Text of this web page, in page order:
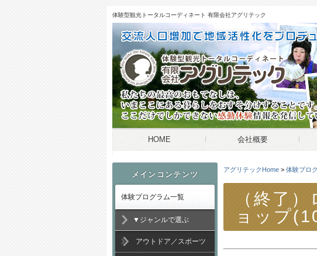
体験型観光トータルコーディネート 有限会社アグリテック
流人口増加で地域活性化をプロデュース | 私た
HOME 会社概要
メインコンテンツ
体験プログラム一覧
▼ジャンルで選ぶ
アウトドア／スポーツ
アグリテックHome > 体験プロ
（終了
ョップ